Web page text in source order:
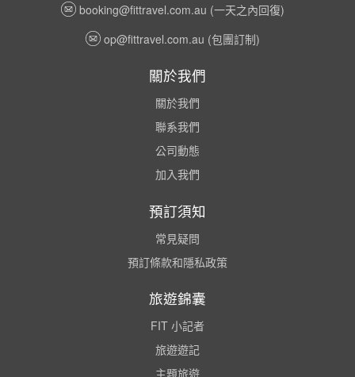
booking@fittravel.com.au (一天之內回復)
op@fittravel.com.au (包團訂制)
關於我們
關於我們
聯系我們
公司動態
加入我們
預訂須知
常見疑問
預訂條款和隱私政策
旅遊錦囊
FIT 小記者
旅遊遊記
主題旅遊